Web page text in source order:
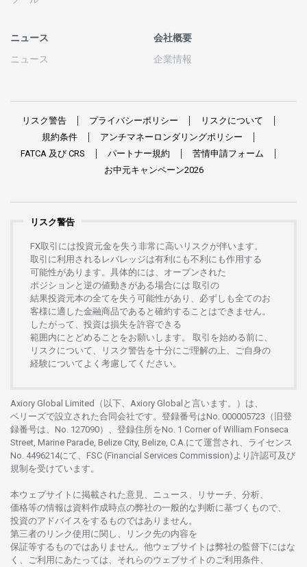
ニュース
ニュース
会社概要
企業情報
リスク警告 プライバシーポリシー
リスクについて
規約条件
アンチマネーロンダリングポリシー
FATCA 及び CRS パートナー規約 苦情申請フォーム
お中元キャンペーン2026
リスク警告
FX取引には投資元金を失う 非常に高い リスクが伴います。
取引に利用さ れる レバレッジは有利にも不利にも作用する
可能性があります。 具体的には、 オープンさ れた
ポジションと 逆の値動きがある場合には 取引の
結果投資元本の全てを失う 可能性があり、 必ずしも全てのお
客様に適した金融商品であると 確約することはできません。
したがって、 投資は損失を許容できる
範囲内にとどめることをお願いします。 取引を始める前に、
リスクについて、
リスク警告を十分にご理解の上、 ご自身の
経験についてよく 考慮してください。
Axiory Global Limited（以下、Axiory Globalと言います。）は、
ベリーズで設立さ れた合同会社です。 登録番号はNo. 000005723（旧登
録番号は、No. 127090）、 登録住所をNo. 1 Corner of William Fonseca
Street, Marine Parade, Belize City, Belize, C.A.にて運営さ れ、 ライセンス
No. 4496214にて、FSC (Financial Services Commission)より 許認可及び
規制を受けています。
本ウェブサイトに掲載さ れた意見、ニュース、リサーチ、分析、
価格等の情報は資料作成時点の弊社の一般的な判断に基づくもので、
投資のアドバイスをするものではありません。
第三者の リンク使用に関し、 リンク先の内容を
保証等するものではありません。 他ウェブサイトは弊社の監督下にはな
く、 ご利用にあたっては、 それらのウェブサイトのご利用条件、